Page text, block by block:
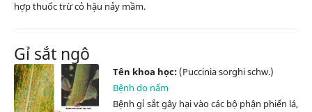
hợp thuốc trừ cỏ hậu nảy mầm.
Gỉ sắt ngô
Tên khoa học: (Puccinia sorghi schw.)
Bệnh do nấm
Bệnh gỉ sắt gây hại vào các bộ phận phiến lá,